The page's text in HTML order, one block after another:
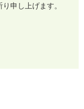
申し上げます。